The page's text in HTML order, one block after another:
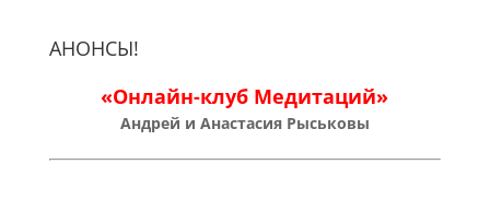
АНОНСЫ!
«Онлайн-клуб Медитаций»
Андрей и Анастасия Рыськовы